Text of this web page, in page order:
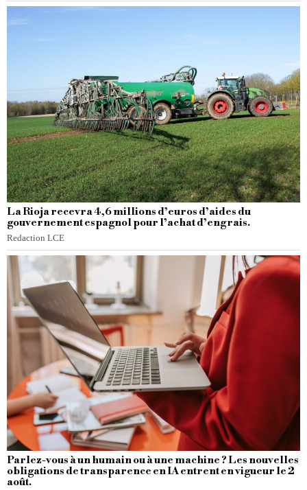
La Rioja recevra 4,6 millions d’euros d’aides du
gouvernement espagnol pour l’achat d’engrais.
Redaction LCE
Parlez-vous à un humain ou à une machine ? Les nouvelles
obligations de transparence en IA entrent en vigueur le 2
août.